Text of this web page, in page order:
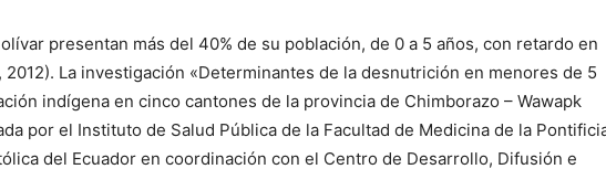
presentan más del 40% de su población, de 0 a 5 años, con retardo en
2012). La investigación «Determinantes de la desnutrición en menores de 5
indígena en cinco cantones de la provincia de Chimborazo – Wawapk
por el Instituto de Salud Pública de la Facultad de Medicina de la
del Ecuador en coordinación con el Centro de Desarrollo, Difusión e